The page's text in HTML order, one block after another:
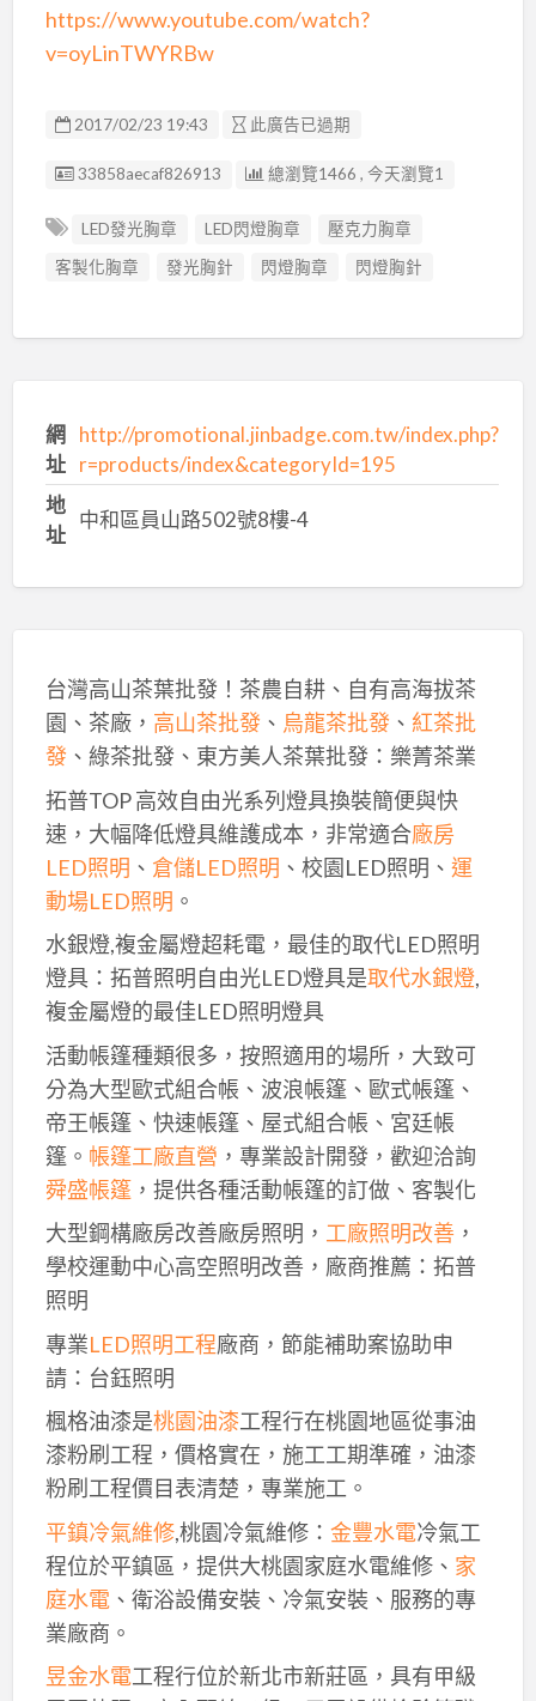
https://www.youtube.com/watch?
v=oyLinTWYRBw
2017/02/23 19:43 此廣告已過期
廣告编號
33858aecaf826913 總瀏覽1466 , 今天瀏覽1
LED發光胸章 LED閃燈胸章
壓克力胸章
客製化胸章
發光胸針 閃燈胸章 閃燈胸針
網
址
http://promotional.jinbadge.com.tw/index.php?
r=products/index&categoryId=195
地
址
中和區員山路502號8樓-4
台灣高山茶葉批發！茶農自耕、自有高海拔茶
園、茶廠， 高山茶批發、 烏龍茶批發、 紅茶批
發、綠茶批發、東方美人茶葉批發：樂菁茶業
拓普TOP 高效自由光系列燈具換裝簡便與快
速，大幅降低燈具維護成本，非常適合廠房
LED照明 、 倉儲LED照明 、校園LED照明、 運
動場LED照明 。
水銀燈,複金屬燈超耗電，最佳的取代LED照明
燈具：拓普照明自由光LED燈具是取代水銀燈,
複金屬燈的最佳LED照明燈具
活動帳篷種類很多，按照適用的場所，大致可
分為大型歐式組合帳、波浪帳篷、歐式帳篷、
帝王帳篷、快速帳篷、屋式組合帳、宮廷帳
篷。 帳篷工廠直營 ，專業設計開發，歡迎洽詢
舜盛帳篷，提供各種活動帳篷的訂做、客製化
大型鋼構廠房改善廠房照明， 工廠照明改善，
學校運動中心高空照明改善，廠商推薦：拓普
照明
專業LED照明工程廠商，節能補助案協助申
請：台鈺照明
楓格油漆是桃園油漆工程行在桃園地區從事油
漆粉刷工程，價格實在，施工工期準確，油漆
粉刷工程價目表清楚，專業施工。
平鎮冷氣維修,桃園冷氣維修： 金豐水電冷氣工
程位於平鎮區，提供大桃園家庭水電維修、 家
庭水電、衛浴設備安裝、冷氣安裝、服務的專
業廠商。
昱金水電工程行位於新北市新莊區，具有甲級